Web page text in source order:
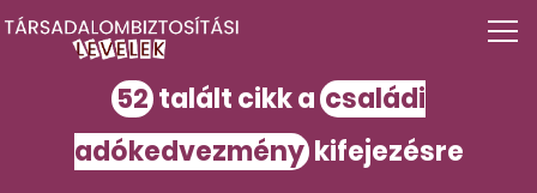
52 talált cikk a családi
adókedvezménykifejezésre